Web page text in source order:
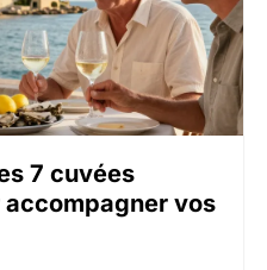
7 cuvées
vos